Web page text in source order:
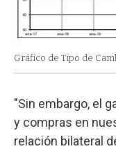
Gráfico de Tipo de
"Sin embargo, el
y compras en
relación bilateral